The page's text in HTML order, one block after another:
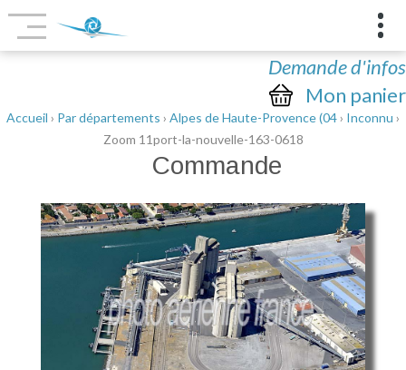
Demande d'infos
Mon panier
Accueil › Par départements › Alpes de Haute-Provence (04› Inconnu ›
Zoom 11port-la-nouvelle-163-0618
Commande